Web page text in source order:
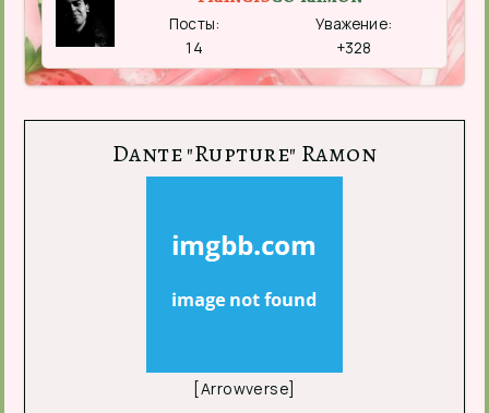
Уважение:
+328
Посты:
14
Dante "Rupture" Ramon
[Arrowverse]